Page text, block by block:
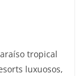
tropical
luxuosos,